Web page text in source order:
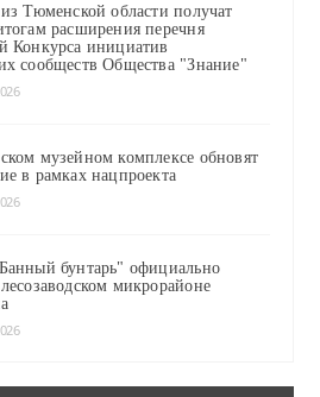
Тюменской области получат
расширения перечня
Конкурса инициатив
сообществ Общества "Знание"
музейном комплексе обновят
в рамках нацпроекта
бунтарь" официально
микрорайоне